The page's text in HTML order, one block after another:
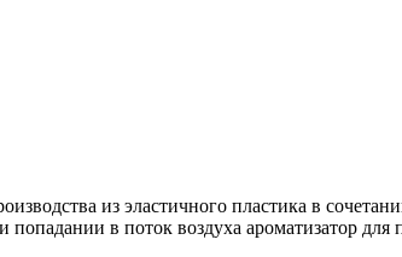
из эластичного пластика в
в поток воздуха ароматизатор для